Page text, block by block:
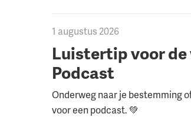
1 augustus 2026
Luistertip voor
Podcast
Onderweg naar je bestemming
voor een podcast. 💚